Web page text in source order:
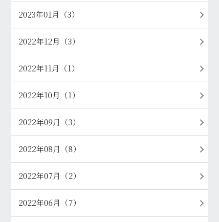
2023年01月（3）
2022年12月（3）
2022年11月（1）
2022年10月（1）
2022年09月（3）
2022年08月（8）
2022年07月（2）
2022年06月（7）